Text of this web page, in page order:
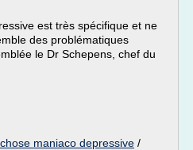
est très spécifique et ne
des problématiques
le Dr Schepens, chef du
maniaco depressive /